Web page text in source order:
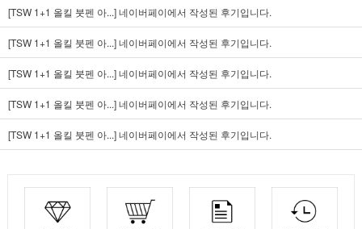
[TSW 1+1 올킬 붓펜 아...]네이버페이에서 작성된 후기입니다.
[TSW 1+1 올킬 붓펜 아...]네이버페이에서 작성된 후기입니다.
[TSW 1+1 올킬 붓펜 아...]네이버페이에서 작성된 후기입니다.
[TSW 1+1 올킬 붓펜 아...]네이버페이에서 작성된 후기입니다.
[TSW 1+1 올킬 붓펜 아...]네이버페이에서 작성된 후기입니다.